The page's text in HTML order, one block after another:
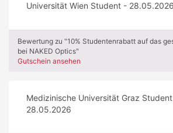
Universität Wien Student - 28.05.2026
Bewertung zu "10% Studentenrabatt auf das
bei NAKED Optics"
Gutschein ansehen
Medizinische Universität Graz
28.05.2026